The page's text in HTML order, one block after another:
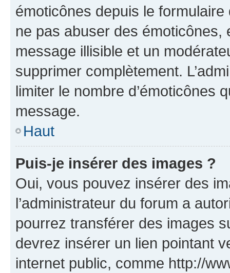
émoticônes depuis le
ne pas abuser des
message illisible et un
supprimer complètement.
limiter le nombre d’émoticônes
message.
Haut
Puis-je insérer des images ?
Oui, vous pouvez insérer des
l’administrateur du forum a
pourrez transférer des images
devrez insérer un lien pointant
internet public, comme http://